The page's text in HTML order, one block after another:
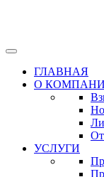
ГЛАВНАЯ
О
УСЛУГИ